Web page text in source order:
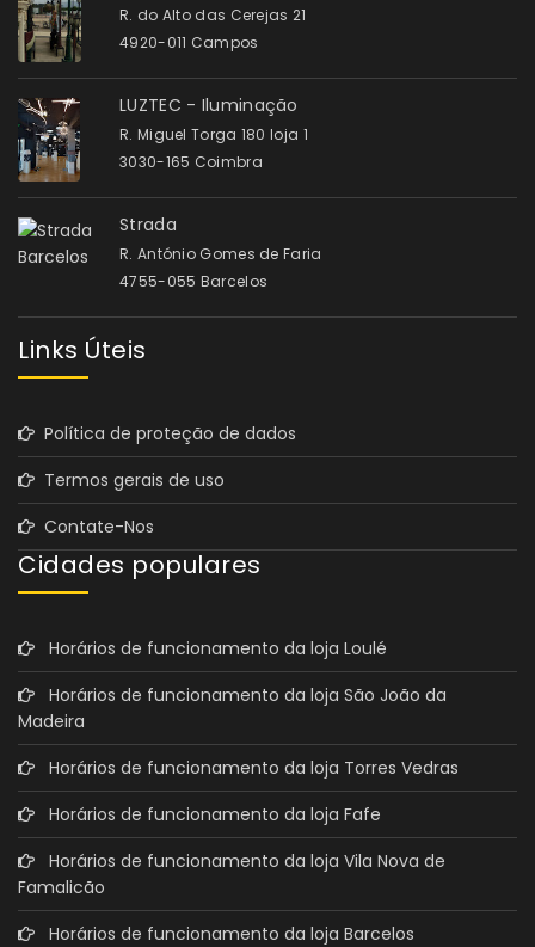
R. do Alto das Cerejas 21
4920-011 Campos
LUZTEC - Iluminação
R. Miguel Torga 180 loja 1
3030-165 Coimbra
Strada
R. António Gomes de Faria
4755-055 Barcelos
Links Úteis
Política de proteção de dados
Termos gerais de uso
Contate-Nos
Cidades populares
Horários de funcionamento da loja Loulé
Horários de funcionamento da loja São João da
Madeira
Horários de funcionamento da loja Torres Vedras
Horários de funcionamento da loja Fafe
Horários de funcionamento da loja Vila Nova de
Famalicão
Horários de funcionamento da loja Barcelos